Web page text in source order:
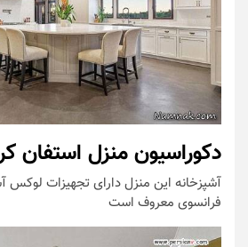
دکوراسیون منزل استفان
آشپزخانه این منزل دارای تجهیزات لوکس
فرانسوی معروف است